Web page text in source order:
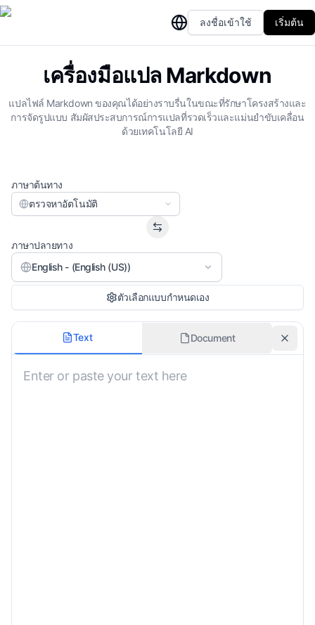
ลงชื่อเข้าใช้ เริ่มต้น
เครื่องมือแปล Markdown
แปลไฟล์ Markdown ของคุณได้อย่างราบรื่นในขณะที่รักษาโครงสร้างและ
การจัดรูปแบบ สัมผัสประสบการณ์การแปลที่รวดเร็วและแม่นยำขับเคลื่อน
ด้วยเทคโนโลยี AI
ภาษาต้นทาง
ตรวจหาอัตโนมัติ
ภาษาปลายทาง
English - (English (US))
ตัวเลือกแบบกำหนดเอง
รูปแบบ Markdown
Not Specified
รักษาบล็อกโค้ด
Text Document